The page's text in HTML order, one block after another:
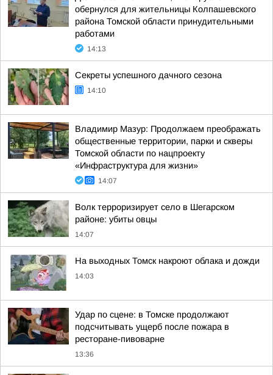
обернулся для жительницы Колпашевского
района Томской области принудительными
работами
14:13
Секреты успешного дачного сезона
14:10
Владимир Мазур: Продолжаем преображать
общественные территории, парки и скверы
Томской области по нацпроекту
«Инфраструктура для жизни»
14:07
Волк терроризирует село в Шегарском
районе: убиты овцы
14:07
На выходных Томск накроют облака и дожди
14:03
Удар по сцене: в Томске продолжают
подсчитывать ущерб после пожара в
ресторане-пивоварне
13:36